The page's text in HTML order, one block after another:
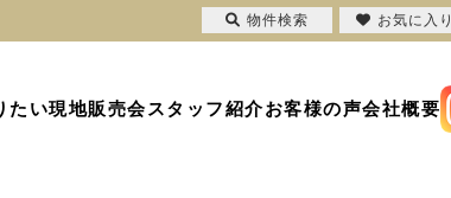
たい現地販売会スタッフ紹介お客様の声会社概要
物件検索 お気に入り